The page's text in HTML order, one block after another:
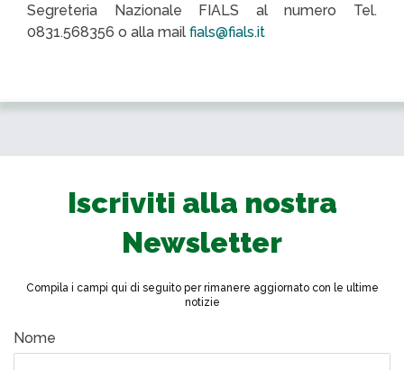
Segreteria Nazionale FIALS al numero Tel.
0831.568356 o alla mail fials@fials.it
Iscriviti alla nostra
Newsletter
Compila i campi qui di seguito per rimanere aggiornato con le ultime
notizie
Nome